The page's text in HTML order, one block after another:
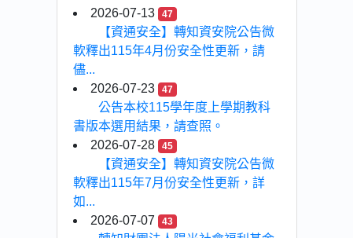
2026-07-13
47
【資通安全】轉知資安院公告微
軟釋出115年4月份安全性更新，請
儘...
2026-07-23
47
公告本校115學年度上學期教科
書版本選用結果，請查照。
2026-07-28
45
【資通安全】轉知資安院公告微
軟釋出115年7月份安全性更新，詳
如...
2026-07-07
43